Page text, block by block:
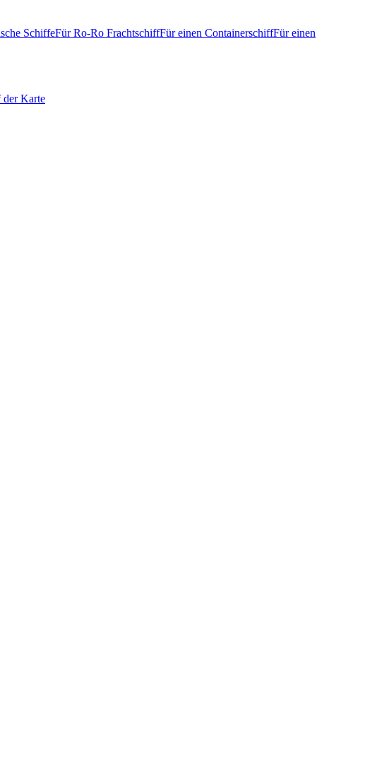
SchiffeFür Ro-Ro FrachtschiffFür einen ContainerschiffFür einen
Karte